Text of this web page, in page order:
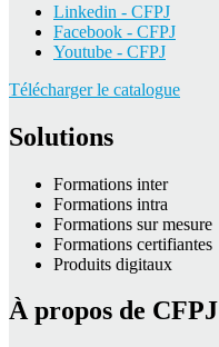
Linkedin - CFPJ
Facebook - CFPJ
Youtube - CFPJ
Télécharger le catalogue
Solutions
Formations inter
Formations intra
Formations sur mesure
Formations certifiantes
Produits digitaux
À propos de CFPJ